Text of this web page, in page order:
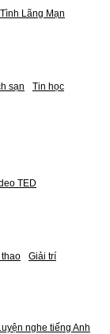
Lãng Mạn
sạn Tin học
TED
thao Giải trí
nghe tiếng Anh